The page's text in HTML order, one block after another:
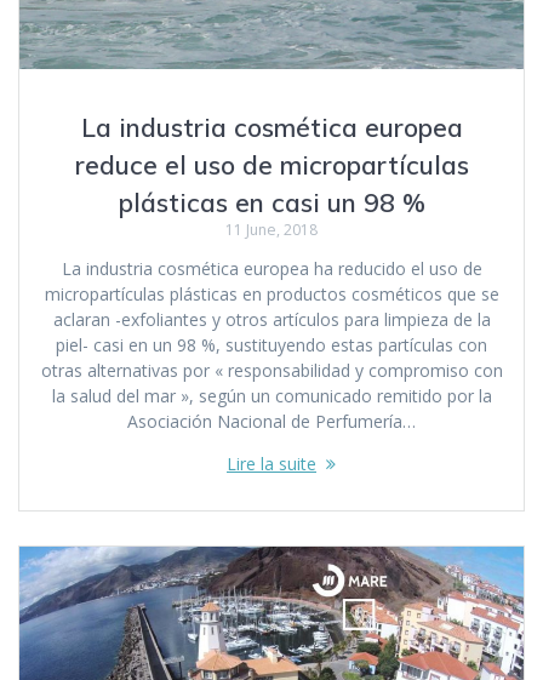
La industria cosmética europea
reduce el uso de micropartículas
plásticas en casi un 98 %
11 June, 2018
La industria cosmética europea ha reducido el uso de
micropartículas plásticas en productos cosméticos que se
aclaran -exfoliantes y otros artículos para limpieza de la
piel- casi en un 98 %, sustituyendo estas partículas con
otras alternativas por « responsabilidad y compromiso con
la salud del mar », según un comunicado remitido por la
Asociación Nacional de Perfumería…
Lire la suite